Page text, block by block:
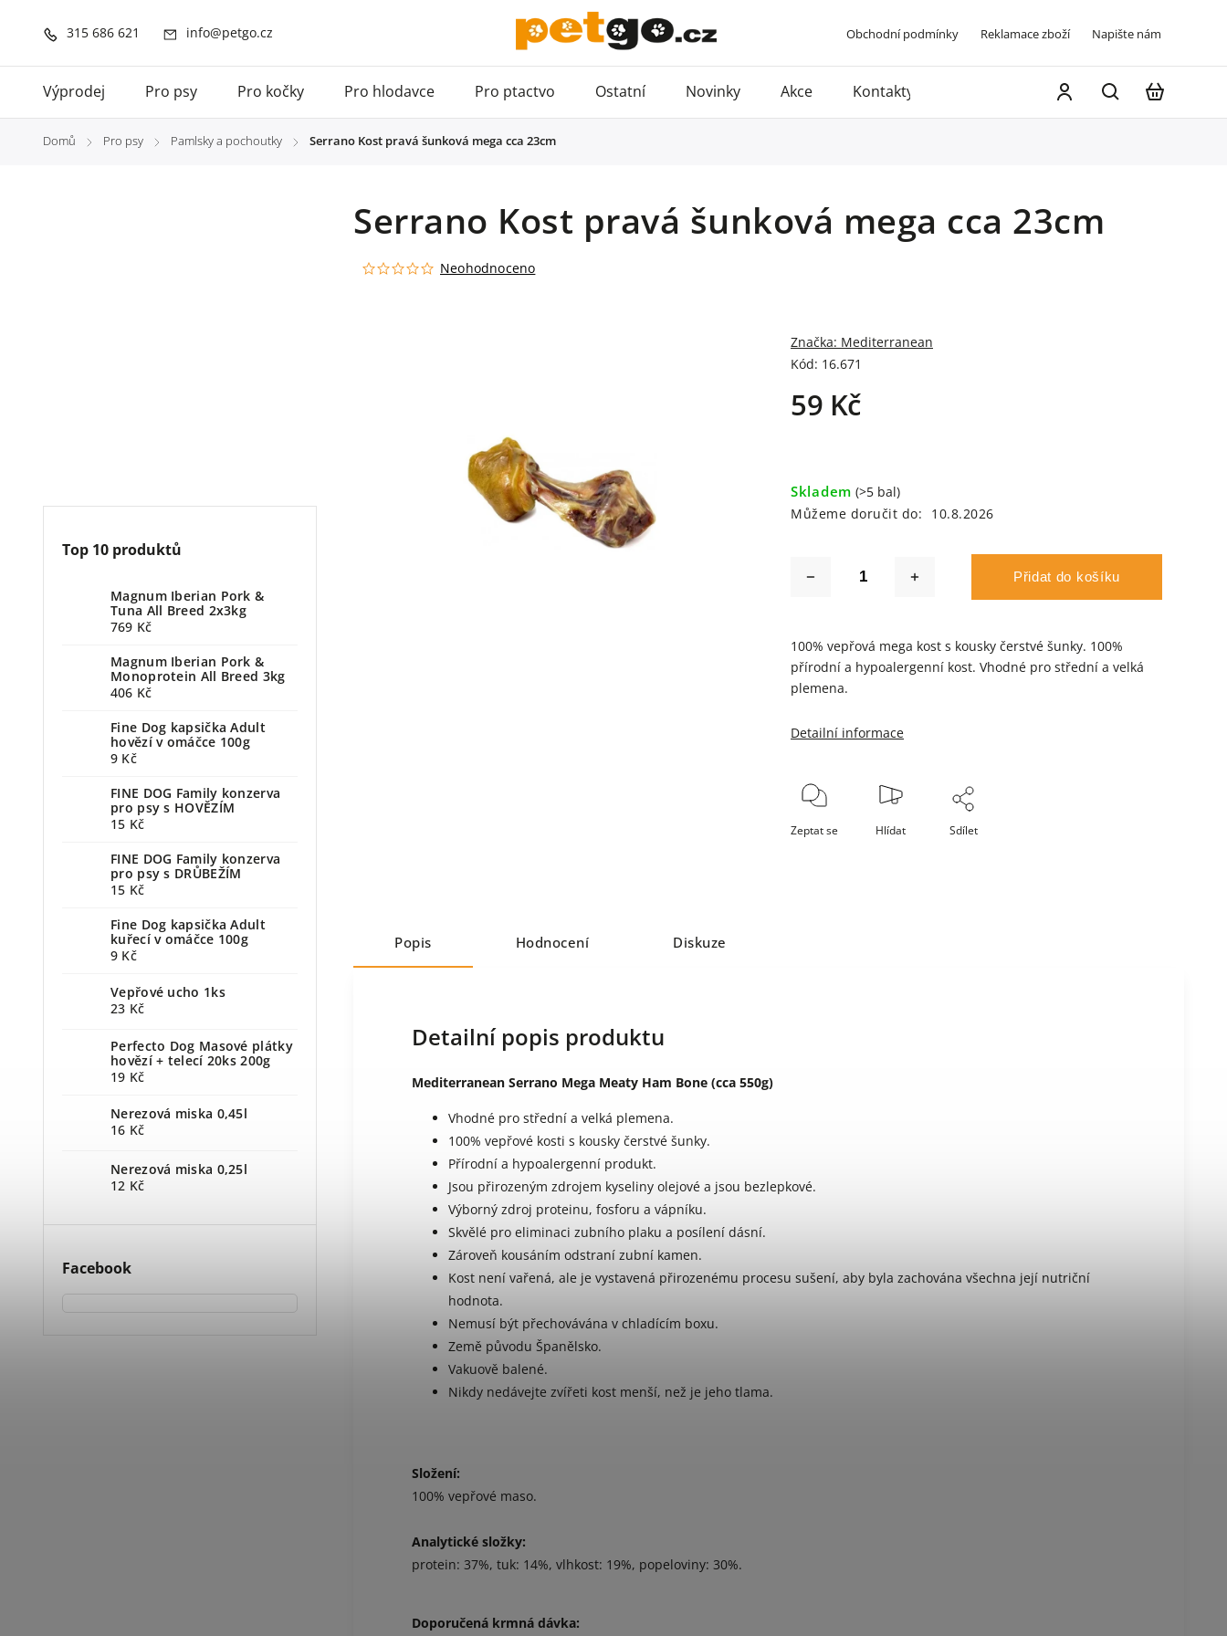
315 686 621 info@petgo.cz Obchodní podmínky Reklamace zboží Napište nám
Výprodej Pro psy Pro kočky Pro hlodavce Pro ptactvo Ostatní Novinky Akce Kontakty
Domů / Pro psy / Pamlsky a pochoutky / Serrano Kost pravá šunková mega cca 23cm
Top 10 produktů
Magnum Iberian Pork &
Tuna All Breed 2x3kg
769 Kč
Magnum Iberian Pork &
Monoprotein All Breed 3kg
406 Kč
Fine Dog kapsička Adult
hovězí v omáčce 100g
9 Kč
FINE DOG Family konzerva
pro psy s HOVĚZÍM
15 Kč
FINE DOG Family konzerva
pro psy s DRŮBEŽÍM
15 Kč
Fine Dog kapsička Adult
kuřecí v omáčce 100g
9 Kč
Vepřové ucho 1ks
23 Kč
Perfecto Dog Masové plátky
hovězí + telecí 20ks 200g
19 Kč
Nerezová miska 0,45l
16 Kč
Nerezová miska 0,25l
12 Kč
Facebook
Serrano Kost pravá šunková mega cca 23cm
Neohodnoceno
Kód: 16.671
Značka: Mediterranean
59 Kč
Skladem (>5 bal)
Můžeme doručit do:
10.8.2026
Přidat do košíku
100% vepřová mega kost s kousky čerstvé šunky. 100%
přírodní a hypoalergenní kost. Vhodné pro střední a velká
plemena.
Detailní informace
Zeptat se Hlídat Sdílet
Popis Hodnocení Diskuze
Detailní popis produktu
Mediterranean Serrano Mega Meaty Ham Bone (cca 550g)
Vhodné pro střední a velká plemena.
100% vepřové kosti s kousky čerstvé šunky.
Přírodní a hypoalergenní produkt.
Jsou přirozeným zdrojem kyseliny olejové a jsou bezlepkové.
Výborný zdroj proteinu, fosforu a vápníku.
Skvělé pro eliminaci zubního plaku a posílení dásní.
Zároveň kousáním odstraní zubní kamen.
Kost není vařená, ale je vystavená přirozenému procesu sušení, aby byla zachována všechna její nutriční
hodnota.
Nemusí být přechovávána v chladícím boxu.
Země původu Španělsko.
Vakuově balené.
Nikdy nedávejte zvířeti kost menší, než je jeho tlama.
Složení:
100% vepřové maso.
Analytické složky:
protein: 37%, tuk: 14%, vlhkost: 19%, popeloviny: 30%.
Doporučená krmná dávka: